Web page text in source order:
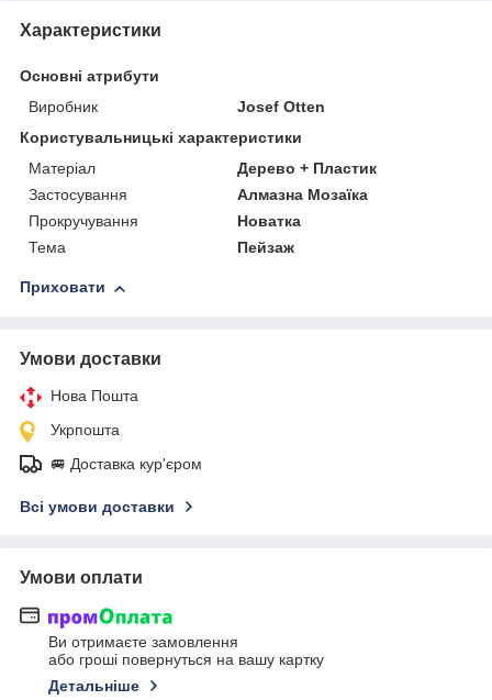
Характеристики
Основні атрибути
Виробник
Josef Otten
Користувальницькі характеристики
Матеріал
Дерево + Пластик
Застосування
Алмазна Мозаїка
Прокручування
Новатка
Тема
Пейзаж
Приховати
Умови доставки
Нова Пошта
Укрпошта
🚐 Доставка кур'єром
Всі умови доставки
Умови оплати
Ви отримаєте замовлення
або гроші повернуться на вашу картку
Детальніше